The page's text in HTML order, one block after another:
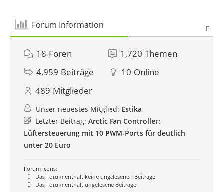
Forum Information
18 Foren 1,720 Themen
4,959 Beiträge 10 Online
489 Mitglieder
Unser neuestes Mitglied: Estika
Letzter Beitrag: Arctic Fan Controller:
Lüftersteuerung mit 10 PWM-Ports für deutlich
unter 20 Euro
Forum Icons:
Das Forum enthält keine ungelesenen Beiträge
Das Forum enthält ungelesene Beiträge